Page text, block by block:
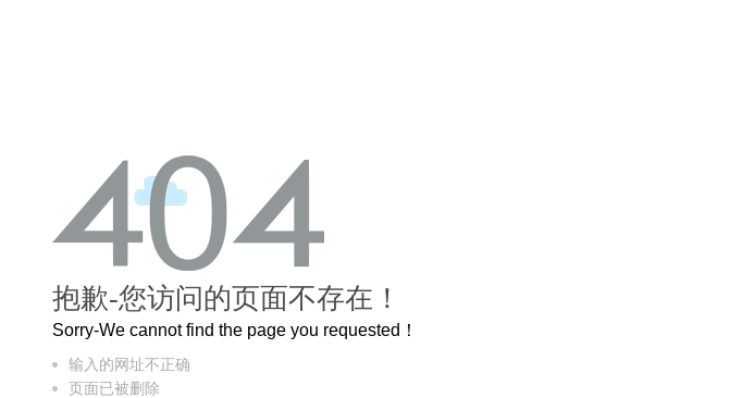
抱歉-您访问的页面不存在！
Sorry-We cannot find the page you requested！
输入的网址不正确
页面已被删除